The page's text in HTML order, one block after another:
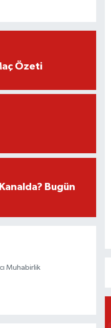
Özeti
Bugün
Muhabirlik